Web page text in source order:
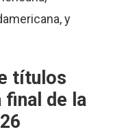
y
títulos
final de la